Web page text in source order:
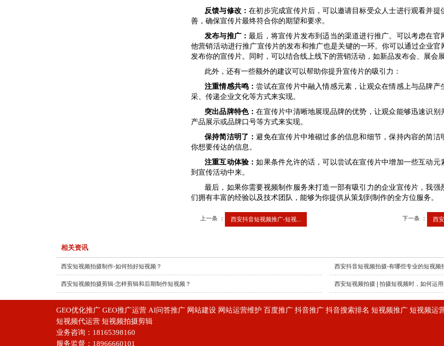
反馈与修改：在初步完成宣传片后，可以邀请目标受众人士进行观看并
善，确保宣传片最终符合你的期望和要求。
发布与推广：最后，将宣传片发布到适当的渠道进行推广。可以考虑在
他营销活动进行推广宣传片的发布和推广也是关键的一环。你可以通过企业
发布你的宣传片。同时，可以结合线上线下的营销活动，如新品发布会、展会
此外，还有一些额外的建议可以帮助你提升宣传片的吸引力：
注重情感共鸣：尝试在宣传片中融入情感元素，让观众在情感上与品牌
采、传递企业文化等方式来实现。
突出品牌特色：在宣传片中清晰地展现品牌的优势，让观众能够迅速识
产品展示或品牌口号等方式来实现。
保持简洁明了：避免在宣传片中堆砌过多的信息和细节，保持内容的简
你想要传达的信息。
注重互动体验：如果条件允许的话，可以尝试在宣传片中增加一些互动
到宣传活动中来。
最后，如果你需要视频制作服务来打造一部有吸引力的企业宣传片，我
们拥有丰富的经验以及技术团队，能够为你提供从策划到制作的全方位服务。
上一条 ： 西安抖音短视频推广-短视... 下一条 ： 西
相关资讯
西安短视频拍摄制作-如何拍好短视频？ 西安抖音短视频拍摄-有哪些专业的短视频
西安短视频拍摄剪辑-怎样剪辑和后期制作短视频？ 西安短视频拍摄 | 拍摄短视频时，如何运
GEO优化推广 GEO推广运营 AI问答推广 网站建设 网站运营维护 百度推广 抖音推广 抖音搜索排名 短视频推广 短视频运
短视频代运营 短视频拍摄剪辑
业务咨询：18165398160
服务监督：18966660101